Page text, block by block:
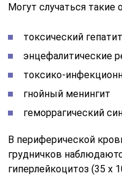
Могут случаться такие
токсический гепатит
энцефалитические
токсико-
гнойный менингит
геморрагический
В периферической
грудничков
гиперлейкоцитоз (35 х